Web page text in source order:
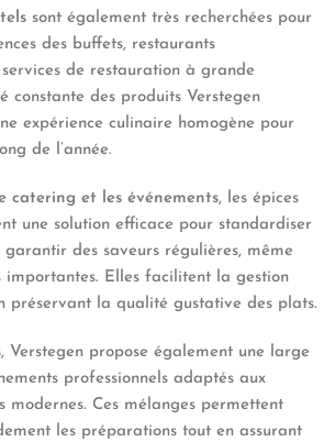
sont également très recherchées pour
des buffets, restaurants
de restauration à grande
constante des produits Verstegen
expérience culinaire homogène pour
de l’année.
catering et les événements, les épices
une solution efficace pour standardiser
des saveurs régulières, même
importantes. Elles facilitent la gestion
préservant la qualité gustative des plats.
, Verstegen propose également une large
professionnels adaptés aux
modernes. Ces mélanges permettent
les préparations tout en assurant